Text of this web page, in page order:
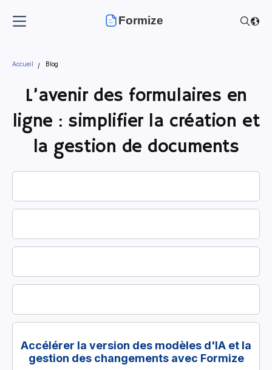
Formize
Accueil Blog
L’avenir des formulaires en
ligne : simplifier la création et
la gestion de documents
Accélérer la version des modèles d'IA et la
gestion des changements avec Formize